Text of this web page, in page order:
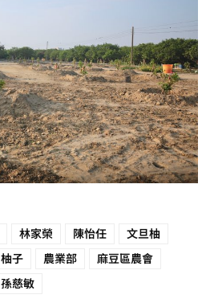
林家榮 陳怡任 文旦柚
柚子 農業部 麻豆區農會
孫慈敏